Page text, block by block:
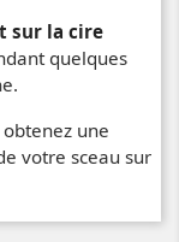
sur la cire
quelques
une
votre sceau sur